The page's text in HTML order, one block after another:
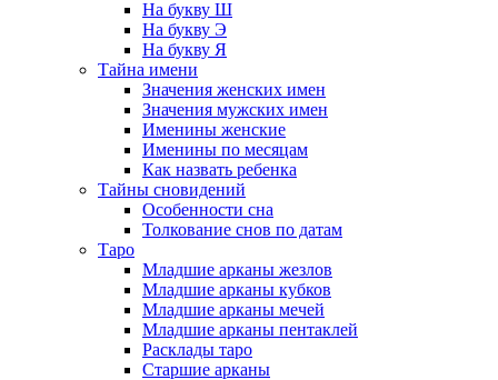
На букву Ш
На букву Э
На букву Я
Тайна имени
Значения женских имен
Значения мужских имен
Именины женские
Именины по месяцам
Как назвать ребенка
Тайны сновидений
Особенности сна
Толкование снов по датам
Таро
Младшие арканы жезлов
Младшие арканы кубков
Младшие арканы мечей
Младшие арканы пентаклей
Расклады таро
Старшие арканы